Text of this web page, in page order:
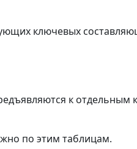
ключевых
к отдельным
по этим таблицам.